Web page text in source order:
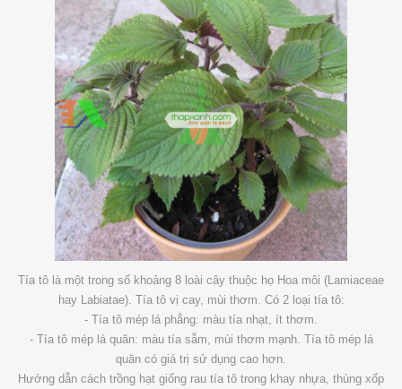
Tía tô là một trong số khoảng 8 loài cây thuộc họ Hoa môi (Lamiaceae
hay Labiatae). Tía tô vị cay, mùi thơm. Có 2 loại tía tô:
- Tía tô mép lá phẳng: màu tía nhạt, ít thơm.
- Tía tô mép lá quăn: màu tía sẫm, mùi thơm mạnh. Tía tô mép lá
quăn có giá trị sử dụng cao hơn.
Hướng dẫn cách trồng hạt giống rau tía tô trong khay nhựa, thùng xốp